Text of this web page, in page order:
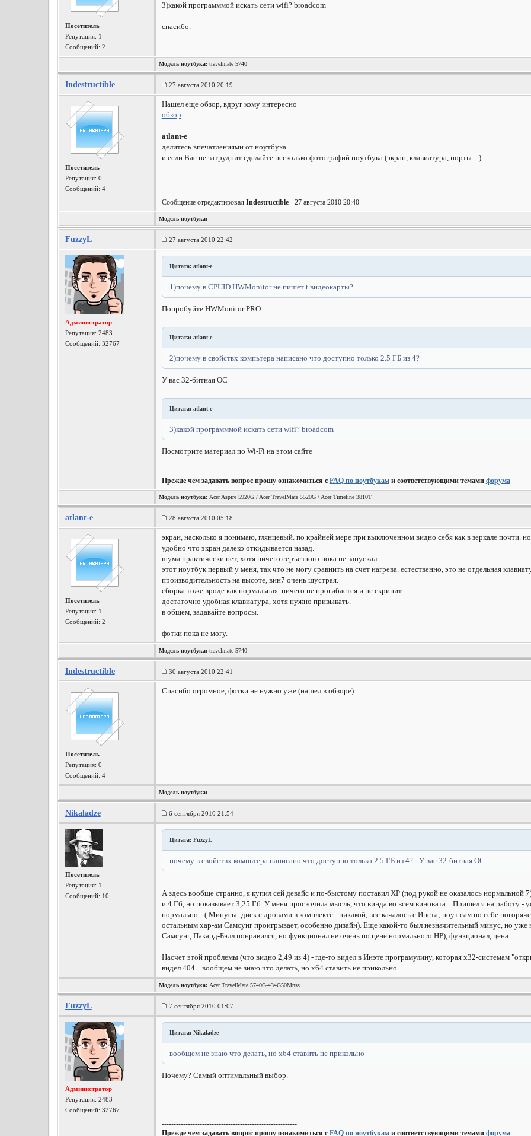
Посетитель
Репутация: 1
Сообщений: 2
3)какой программмой искать сети wifi? broadcom
спасибо.
Модель ноутбука:travelmate 5740
Indestructible 27 августа 2010 20:19
Посетитель
Репутация: 0
Сообщений: 4
Нашел еще обзор, вдруг кому интересно
обзор
atlant-e
делитесь впечатлениями от ноутбука ..
и если Вас не затруднит сделайте несколько фотографий ноутбука (экран, клавиатура, порты ...)
Сообщение отредактировал Indestructible- 27 августа 2010 20:40
Модель ноутбука:-
FuzzyL 27 августа 2010 22:42
Администратор
Репутация: 2483
Сообщений: 32767
Цитата: atlant-e
1)почему в CPUID HWMonitor не пишет t видеокарты?
Попробуйте HWMonitor PRO.
Цитата: atlant-e
2)почему в свойствх компьтера написано что доступно только 2.5 ГБ из 4?
У вас 32-битная ОС
Цитата: atlant-e
3)какой программмой искать сети wifi? broadcom
Посмотрите материал по Wi-Fi на этом сайте
---------------------------------------------------------
Прежде чем задавать вопрос прошу ознакомиться с FAQ по ноутбуками соответствующими темами форума
Модель ноутбука:Acer Aspire 5920G / Acer TravelMate 5520G / Acer Timeline 3810T
atlant-e 28 августа 2010 05:18
Посетитель
Репутация: 1
Сообщений: 2
экран, насколько я понимаю, глянцевый. по крайней мере при выключенном видно себя как в зеркале почти.
удобно что экран далеко откидывается назад.
шума практически нет, хотя ничего серъезного пока не запускал.
этот ноутбук первый у меня, так что не могу сравнить на счет нагрева. естественно, это не отдельная
производительность на высоте, вин7 очень шустрая.
сборка тоже вроде как нормальная. ничего не прогибается и не скрипит.
достаточно удобная клавиатура, хотя нужно привыкать.
в общем, задавайте вопросы.
фотки пока не могу.
Модель ноутбука:travelmate 5740
Indestructible 30 августа 2010 22:41
Посетитель
Репутация: 0
Сообщений: 4
Спасибо огромное, фотки не нужно уже (нашел в обзоре)
Модель ноутбука:-
Nikaladze 6 сентября 2010 21:54
Посетитель
Репутация: 1
Сообщений: 10
Цитата: FuzzyL
почему в свойствх компьтера написано что доступно только 2.5 ГБ из 4? - У вас 32-битная ОС
А здесь вообще странно, я купил сей девайс и по-быстому поставил ХР (под рукой не оказалось нормальной
и 4 Гб, но показывает 3,25 Гб. У меня проскочила мысль, что винда во всем виновата... Пришёл я на работу -
нормально :-( Минусы: диск с дровами в комплекте - никакой, все качалось с Инета; ноут сам по себе
остальным хар-ам Самсунг проигрывает, особенно дизайн). Еще какой-то был незначительный минус, но
Самсунг, Пакард-Бэлл понравился, но функционал не очень по цене нормального НР), функционал, цена
Насчет этой проблемы (что видно 2,49 из 4) - где-то видел в Инэте програмулину, которая х32-системам
видел 404... вообщем не знаю что делать, но х64 ставить не прикольно
Модель ноутбука:Acer TravelMate 5740G-434G50Mnss
FuzzyL 7 сентября 2010 01:07
Администратор
Репутация: 2483
Сообщений: 32767
Цитата: Nikaladze
вообщем не знаю что делать, но х64 ставить не прикольно
Почему? Самый оптимальный выбор.
---------------------------------------------------------
Прежде чем задавать вопрос прошу ознакомиться с FAQ по ноутбуками соответствующими темами форума